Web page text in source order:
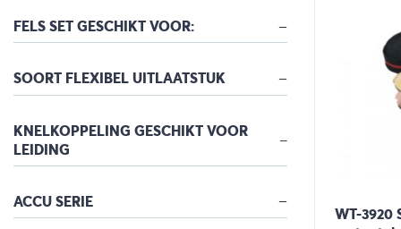
FELS SET GESCHIKT VOOR:
SOORT FLEXIBEL UITLAATSTUK
KNELKOPPELING GESCHIKT VOOR
LEIDING
ACCU SERIE
WT-3920